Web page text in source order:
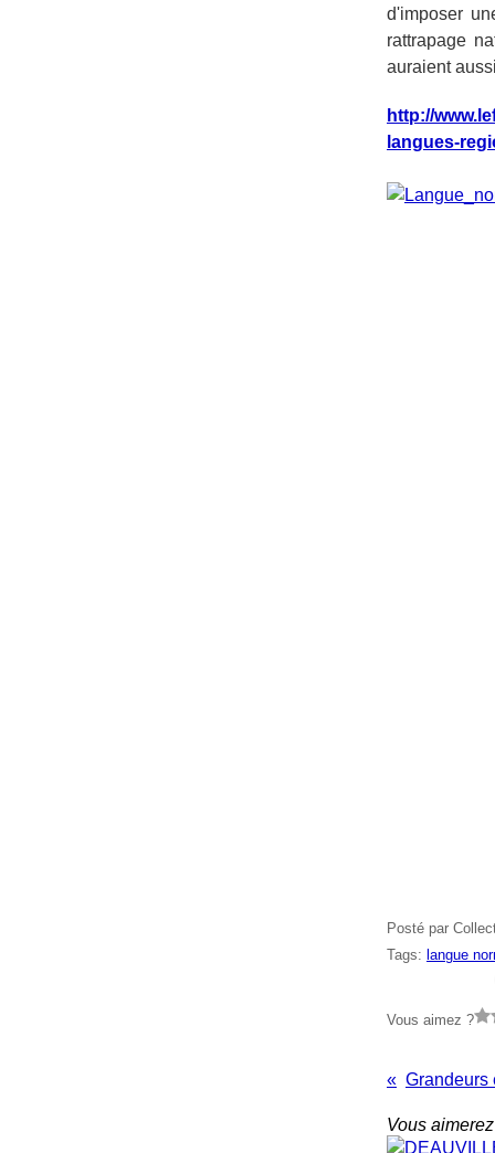
d'imposer
rattrapage
auraient
http://
langues-
Posté par
Tags: langue
Vous aimez ?
Vous